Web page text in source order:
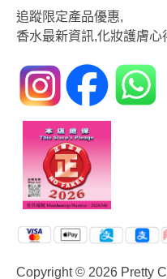
追蹤限定產品優惠,
香水最新資訊,化妝護膚心
Copyright © 2026 Pretty